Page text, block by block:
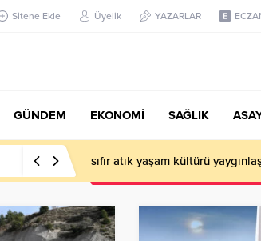
Sitene Ekle Üyelik YAZARLAR
GÜNDEM EKONOMİ SAĞLIK
Çiftlikköy’de Çevre Haftası Sıfır